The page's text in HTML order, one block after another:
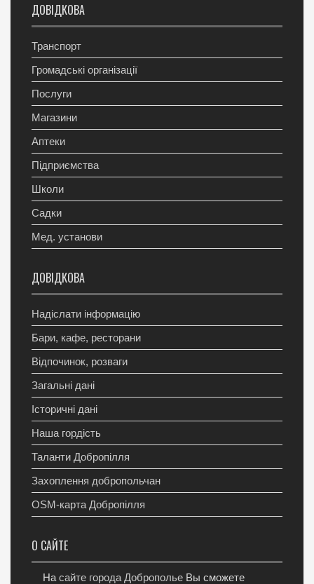
ДОВІДКОВА
Транспорт
Громадські організації
Послуги
Магазини
Аптеки
Підприємства
Школи
Садки
Мед. установи
ДОВІДКОВА
Надіслати інформацію
Бари, кафе, ресторани
Відпочинок, розваги
Загальні дані
Історичні дані
Наша гордість
Таланти Добропілля
Захоплення добропольчан
OSM-карта Добропілля
О САЙТЕ
На сайте города Доброполье Вы сможете